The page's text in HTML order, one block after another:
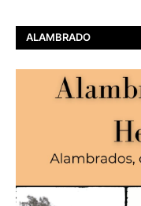
ALAMBRADO